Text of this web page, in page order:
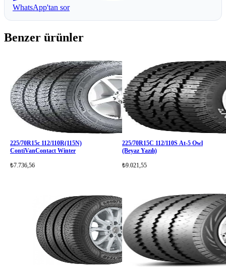
WhatsApp'tan sor
Benzer ürünler
225/70R15c 112/110R(115N)
ContiVanContact Winter
₺7.736,56
225/70R15C 112/110S At-5 Owl
(Beyaz Yazılı)
₺9.021,55